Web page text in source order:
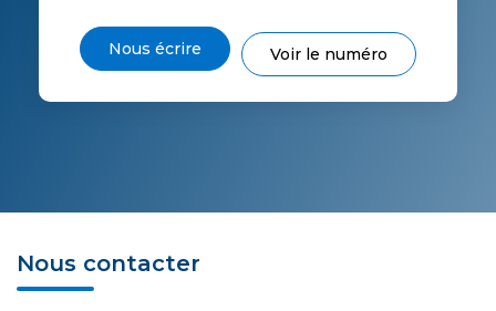
Nous écrire Voir le numéro
Nous contacter